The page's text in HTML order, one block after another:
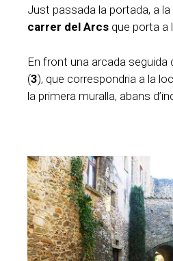
Just passada la portada, a
carrer del Arcs que porta a
En front una arcada seguida
(3), que correspondria a la
la primera muralla, abans